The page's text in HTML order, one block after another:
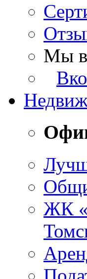
Мы в
ЖК